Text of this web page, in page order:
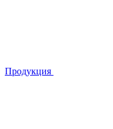
Продукция